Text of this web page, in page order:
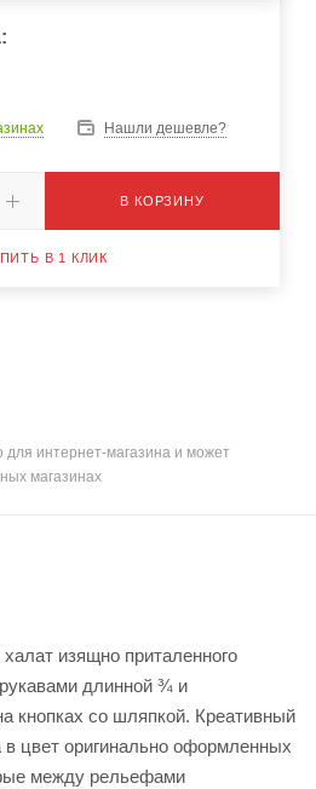
Нашли дешевле?
В КОРЗИНУ
В 1 КЛИК
для интернет-магазина и может
магазинах
изящно приталенного
длинной ¾ и
кнопках со шляпкой. Креативный
в цвет оригинально оформленных
между рельефами